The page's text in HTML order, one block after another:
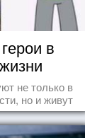
в
не только в
но и живут